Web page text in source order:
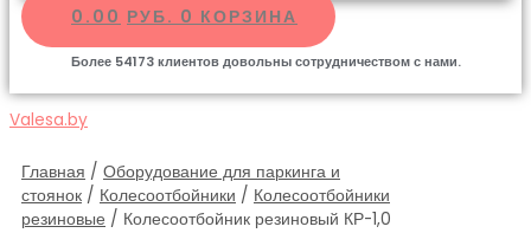
0.00 РУБ. 0 КОРЗИНА
Более 54173 клиентов довольны сотрудничеством с нами.
Valesa.by
Главная / Оборудование для паркинга и
стоянок / Колесоотбойники / Колесоотбойники
резиновые / Колесоотбойник резиновый КР-1,0